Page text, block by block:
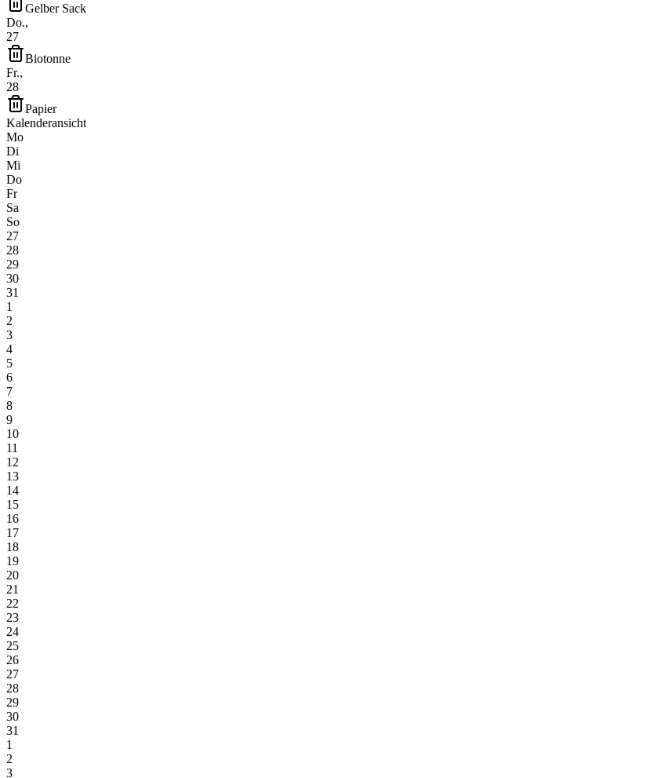
Gelber Sack
Do.,
27
Biotonne
Fr.,
28
Papier
Kalenderansicht
Mo
Di
Mi
Do
Fr
Sa
So
27
28
29
30
31
1
2
3
4
5
6
7
8
9
10
11
12
13
14
15
16
17
18
19
20
21
22
23
24
25
26
27
28
29
30
31
1
2
3